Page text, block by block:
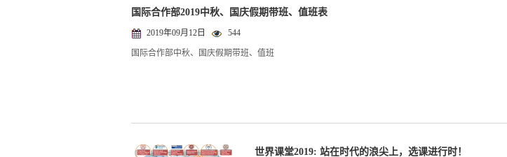
国际合作部2019中秋、国庆假期带班、值班表
2019年09月12日 544
国际合作部中秋、国庆假期带班、值班
世界课堂2019: 站在时代的浪尖上，选课进行时！